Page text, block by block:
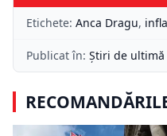
Etichete: Anca Dragu,
Publicat în: Știri de ultimă